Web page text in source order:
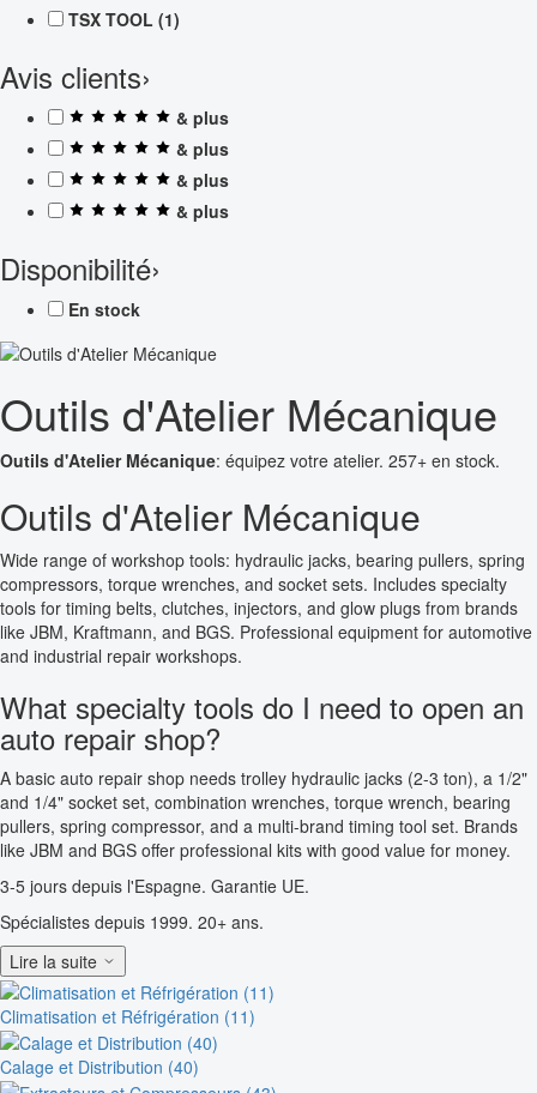
TSX TOOL (1)
Avis clients›
& plus
& plus
& plus
& plus
Disponibilité›
En stock
Outils d'Atelier Mécanique
Outils d'Atelier Mécanique: équipez votre atelier. 257+ en stock.
Outils d'Atelier Mécanique
Wide range of workshop tools: hydraulic jacks, bearing pullers, spring
compressors, torque wrenches, and socket sets. Includes specialty
tools for timing belts, clutches, injectors, and glow plugs from brands
like JBM, Kraftmann, and BGS. Professional equipment for automotive
and industrial repair workshops.
What specialty tools do I need to open an
auto repair shop?
A basic auto repair shop needs trolley hydraulic jacks (2-3 ton), a 1/2"
and 1/4" socket set, combination wrenches, torque wrench, bearing
pullers, spring compressor, and a multi-brand timing tool set. Brands
like JBM and BGS offer professional kits with good value for money.
3-5 jours depuis l'Espagne. Garantie UE.
Spécialistes depuis 1999. 20+ ans.
Lire la suite
Climatisation et Réfrigération (11)
Calage et Distribution (40)